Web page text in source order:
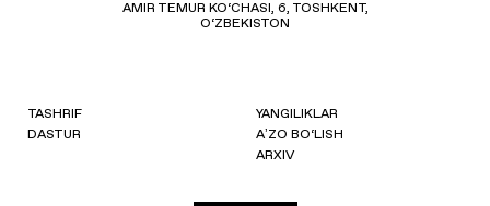
AMIR TEMUR KO‘CHASI, 6, TOSHKENT,
O‘ZBEKISTON
TASHRIF
DASTUR
YANGILIKLAR
AʼZO BO‘LISH
ARXIV